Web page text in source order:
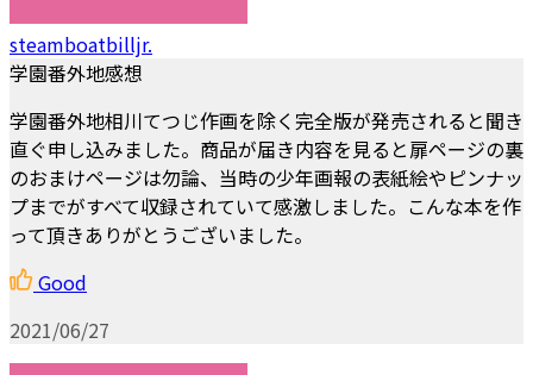
steamboatbilljr.
学園番外地感想
学園番外地相川てつじ作画を除く完全版が発売されると聞き
直ぐ申し込みました。商品が届き内容を見ると扉ページの裏
のおまけページは勿論、当時の少年画報の表紙絵やピンナッ
プまでがすべて収録されていて感激しました。こんな本を作
って頂きありがとうございました。
Good
2021/06/27